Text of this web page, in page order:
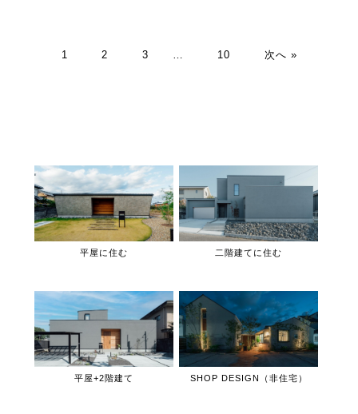
1 2 3 … 10 次へ »
平屋に住む 二階建てに住む
平屋+2階建て SHOP DESIGN（非住宅）